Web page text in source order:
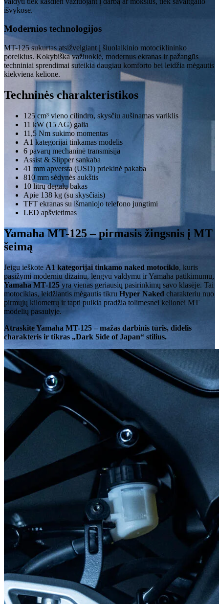
išvykose.
Modernios technologijos
MT-125 sukurtas atsižvelgiant į šiuolaikinio motociklininko
poreikius. Kokybiška važiuoklė, modernus ekranas ir pažangūs
techniniai sprendimai suteikia daugiau komforto bei leidžia mėgautis
kiekviena kelione.
Techninės charakteristikos
125 cm³ vieno cilindro, skysčiu aušinamas variklis
11 kW (15 AG) galia
11,5 Nm sukimo momentas
A1 kategorijai tinkamas modelis
6 pavarų mechaninė transmisija
Assist & Slipper sankaba
41 mm apversta (USD) priekinė pakaba
810 mm sėdynės aukštis
10 litrų degalų bakas
Apie 138 kg (su skysčiais)
TFT ekranas su išmaniojo telefono jungtimi
LED apšvietimas
Yamaha MT-125 – pirmasis žingsnis į MT
šeimą
Jeigu ieškote A1 kategorijai tinkamo naked motociklo, kuris
pasižymi moderniu dizainu, lengvu valdymu ir Yamaha patikimumu,
Yamaha MT-125 yra vienas geriausių pasirinkimų savo klasėje. Tai
motociklas, leidžiantis mėgautis tikru Hyper Naked charakteriu nuo
pirmųjų kilometrų ir tapti puikia pradžia tolimesnei kelionei MT
modelių pasaulyje.
Atraskite Yamaha MT-125 – mažas darbinis tūris, didelis
charakteris ir tikras „Dark Side of Japan“ stilius.